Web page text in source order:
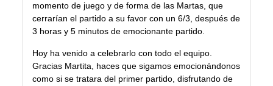
momento de juego y de forma de las Martas, que
cerrarían el partido a su favor con un 6/3, después de
3 horas y 5 minutos de emocionante partido.
Hoy ha venido a celebrarlo con todo el equipo.
Gracias Martita, haces que sigamos emocionándonos
como si se tratara del primer partido, disfrutando de